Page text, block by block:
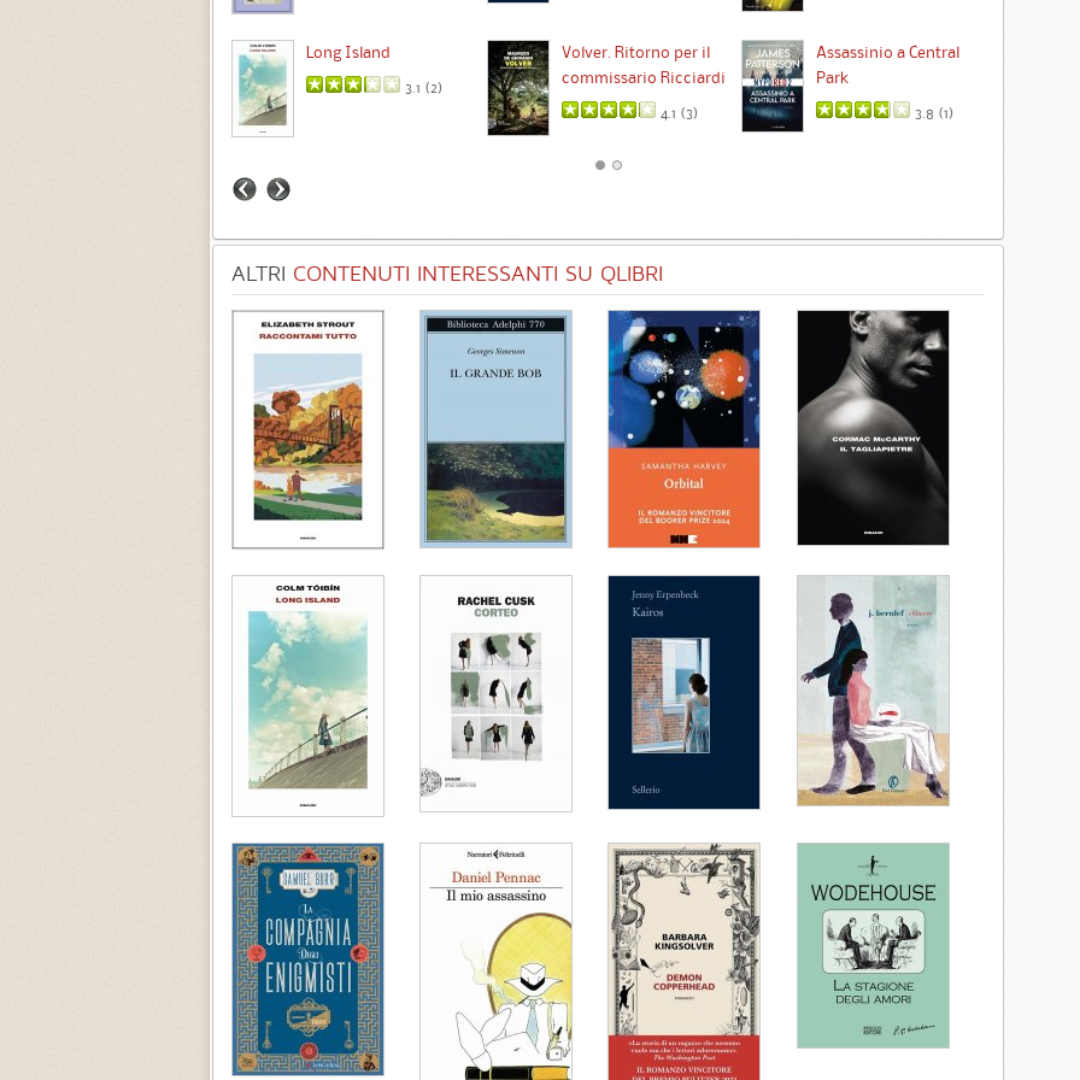
Long Island
3.1 (2)
Volver. Ritorno per il
commissario Ricciardi
4.1 (3)
Assassinio a Central
Park
3.8 (1)
ALTRI CONTENUTI INTERESSANTI SU QLIBRI